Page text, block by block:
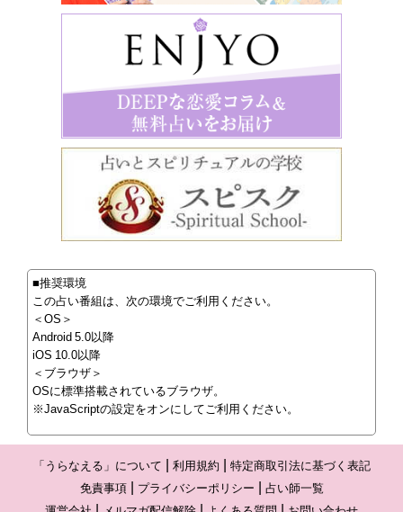
■推奨環境
この占い番組は、次の環境でご利用ください。
＜OS＞
Android 5.0以降
iOS 10.0以降
＜ブラウザ＞
OSに標準搭載されているブラウザ。
※JavaScriptの設定をオンにしてご利用ください。
「うらなえる」について 利用規約
特定商取引法に基づく表記
免責事項
プライバシーポリシー
占い師一覧